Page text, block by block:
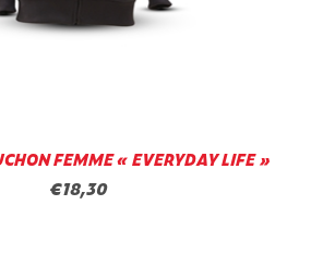
FEMME « EVERYDAY LIFE »
€18,30